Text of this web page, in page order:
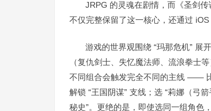
JRPG 的灵魂在剧情，而《圣剑
不仅完整保留了这一核心，还通过 iOS
游戏的世界观围绕 “玛那危机” 展
（复仇剑士、失忆魔法师、流浪拳士
不同组合会触发完全不同的主线 ——
解锁 “王国阴谋” 支线；选 “莉娜（弓
秘史”。更绝的是，即使选同一组角色